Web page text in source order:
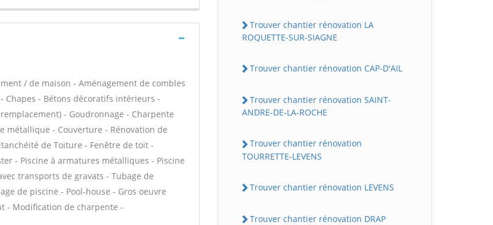
/ de maison - Aménagement de combles
Chapes - Bétons décoratifs intérieurs -
- Goudronnage - Charpente
- Couverture - Rénovation de
de Toiture - Fenêtre de toit -
- Piscine à armatures métalliques - Piscine
transports de gravats - Tubage de
de piscine - Pool-house - Gros oeuvre
- Modification de charpente -
Trouver chantier rénovation LA
ROQUETTE-SUR-SIAGNE
Trouver chantier rénovation CAP-D'AIL
Trouver chantier rénovation SAINT-
ANDRE-DE-LA-ROCHE
Trouver chantier rénovation
TOURRETTE-LEVENS
Trouver chantier rénovation LEVENS
Trouver chantier rénovation DRAP